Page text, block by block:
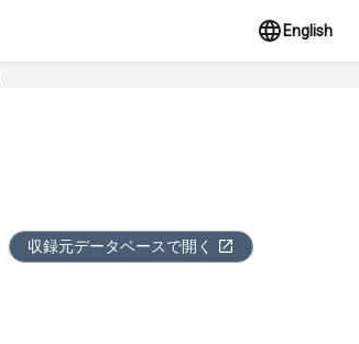
English
収録元データベースで開く